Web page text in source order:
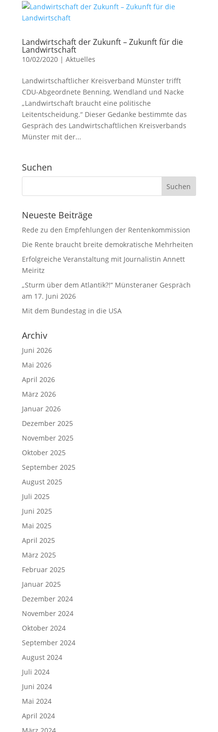
Landwirtschaft der Zukunft – Zukunft für die
Landwirtschaft
10/02/2020| Aktuelles
Landwirtschaftlicher Kreisverband Münster trifft
CDU-Abgeordnete Benning, Wendland und Nacke
„Landwirtschaft braucht eine politische
Leitentscheidung.“ Dieser Gedanke bestimmte das
Gespräch des Landwirtschaftlichen Kreisverbands
Münster mit der...
Suchen
Neueste Beiträge
Rede zu den Empfehlungen der Rentenkommission
Die Rente braucht breite demokratische Mehrheiten
Erfolgreiche Veranstaltung mit Journalistin Annett
Meiritz
„Sturm über dem Atlantik?!“ Münsteraner Gespräch
am 17. Juni 2026
Mit dem Bundestag in die USA
Archiv
Juni 2026
Mai 2026
April 2026
März 2026
Januar 2026
Dezember 2025
November 2025
Oktober 2025
September 2025
August 2025
Juli 2025
Juni 2025
Mai 2025
April 2025
März 2025
Februar 2025
Januar 2025
Dezember 2024
November 2024
Oktober 2024
September 2024
August 2024
Juli 2024
Juni 2024
Mai 2024
April 2024